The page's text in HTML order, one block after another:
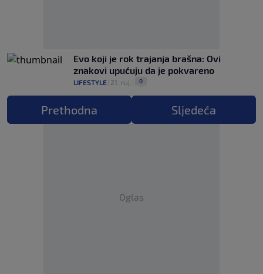
Evo koji je rok trajanja brašna: Ovi
znakovi upućuju da je pokvareno
LIFESTYLE 21. ruj. 0
Prethodna Sljedeća
Oglas